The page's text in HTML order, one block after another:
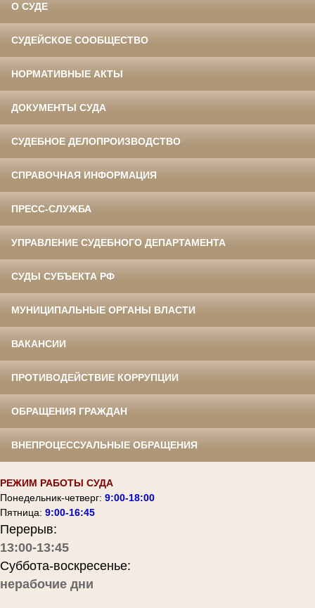
О СУДЕ
СУДЕЙСКОЕ СООБЩЕСТВО
НОРМАТИВНЫЕ АКТЫ
ДОКУМЕНТЫ СУДА
СУДЕБНОЕ ДЕЛОПРОИЗВОДСТВО
СПРАВОЧНАЯ ИНФОРМАЦИЯ
ПРЕСС-СЛУЖБА
УПРАВЛЕНИЕ СУДЕБНОГО ДЕПАРТАМЕНТА
СУДЫ СУБЪЕКТА РФ
МУНИЦИПАЛЬНЫЕ ОРГАНЫ ВЛАСТИ
ВАКАНСИИ
ПРОТИВОДЕЙСТВИЕ КОРРУПЦИИ
ОБРАЩЕНИЯ ГРАЖДАН
ВНЕПРОЦЕССУАЛЬНЫЕ ОБРАЩЕНИЯ
РЕЖИМ РАБОТЫ СУДА
Понедельник-четверг: 9:00-18:00
Пятница: 9:00-16:45
Перерыв:
13:00-13:45
Суббота-воскресенье:
нерабочие дни